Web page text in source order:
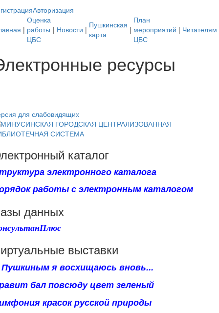
Авторизация
|
Оценка
работы
ЦБС
| Новости | Пушкинская
карта
|
План
мероприятий
ЦБС
| Читателям
ресурсы
для слабовидящих
каталог
электронного каталога
работы с электронным каталогом
данных
выставки
я восхищаюсь вновь...
бал повсюду цвет зеленый
красок русской природы